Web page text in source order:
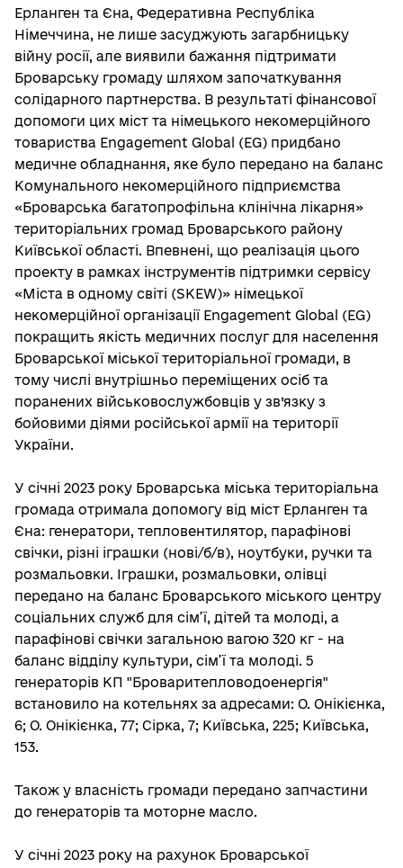
Ерланген та Єна, Федеративна Республіка
Німеччина, не лише засуджують загарбницьку
війну росії, але виявили бажання підтримати
Броварську громаду шляхом започаткування
солідарного партнерства. В результаті фінансової
допомоги цих міст та німецького некомерційного
товариства Engagement Global (EG) придбано
медичне обладнання, яке було передано на баланс
Комунального некомерційного підприємства
«Броварська багатопрофільна клінічна лікарня»
територіальних громад Броварського району
Київської області. Впевнені, що реалізація цього
проекту в рамках інструментів підтримки сервісу
«Міста в одному світі (SKEW)» німецької
некомерційної організації Engagement Global (EG)
покращить якість медичних послуг для населення
Броварської міської територіальної громади, в
тому числі внутрішньо переміщених осіб та
поранених військовослужбовців у зв’язку з
бойовими діями російської армії на території
України.
У січні 2023 року Броварська міська територіальна
громада отримала допомогу від міст Ерланген та
Єна: генератори, тепловентилятор, парафінові
свічки, різні іграшки (нові/б/в), ноутбуки, ручки та
розмальовки. Іграшки, розмальовки, олівці
передано на баланс Броварського міського центру
соціальних служб для сім’ї, дітей та молоді, а
парафінові свічки загальною вагою 320 кг - на
баланс відділу культури, сім’ї та молоді. 5
генераторів КП "Броваритепловодоенергія"
встановило на котельнях за адресами: О. Онікієнка,
6; О. Онікієнка, 77; Сірка, 7; Київська, 225; Київська,
153.
Також у власність громади передано запчастини
до генераторів та моторне масло.
У січні 2023 року на рахунок Броварської